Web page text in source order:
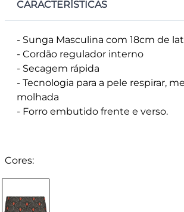
CARACTERÍSTICAS
- Sunga Masculina com 18cm de
- Cordão regulador interno
- Secagem rápida
- Tecnologia para a pele respirar,
molhada
- Forro embutido frente e verso.
Cores: